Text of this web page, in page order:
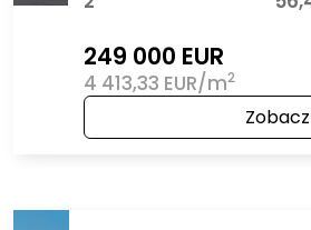
249 000 EUR
4 413,33 EUR/m2
Zobacz